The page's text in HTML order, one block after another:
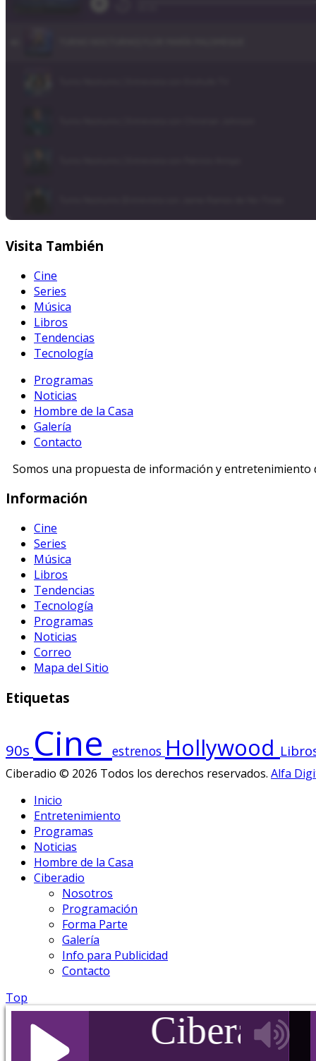
Visita También
Cine
Series
Música
Libros
Tendencias
Tecnología
Programas
Noticias
Hombre de la Casa
Galería
Contacto
Somos una propuesta de información y
Información
Cine
Series
Música
Libros
Tendencias
Tecnología
Programas
Noticias
Correo
Mapa del Sitio
Etiquetas
90s Cine estrenos Hollywood
Ciberadio © 2026 Todos los derechos reservados. Alfa
Inicio
Entretenimiento
Programas
Noticias
Hombre de la Casa
Ciberadio
Nosotros
Programación
Forma Parte
Galería
Info para Publicidad
Contacto
Top